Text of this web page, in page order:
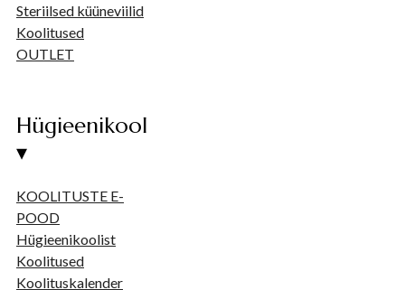
Steriilsed küüneviilid
Koolitused
OUTLET
Hügieenikool
▾
KOOLITUSTE E-
POOD
Hügieenikoolist
Koolitused
Koolituskalender